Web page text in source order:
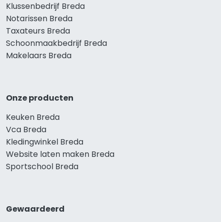
Klussenbedrijf Breda
Notarissen Breda
Taxateurs Breda
Schoonmaakbedrijf Breda
Makelaars Breda
Onze producten
Keuken Breda
Vca Breda
Kledingwinkel Breda
Website laten maken Breda
Sportschool Breda
Gewaardeerd